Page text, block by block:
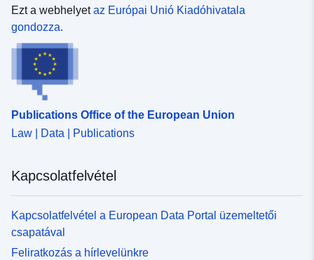
Ezt a webhelyetaz Európai Unió Kiadóhivatala
gondozza.
Publications Office of the European Union
Law | Data | Publications
Kapcsolatfelvétel
Kapcsolatfelvétel a European Data Portal üzemeltetői
csapatával
Feliratkozás a hírlevelünkre